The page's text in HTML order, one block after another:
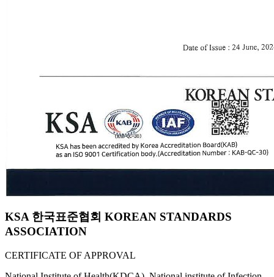
KSA 한국표준협회 KOREAN STANDARDS
ASSOCIATION
CERTIFICATE OF APPROVAL